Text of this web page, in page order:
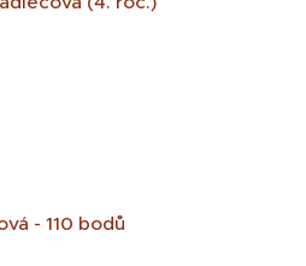
- 110 bodů